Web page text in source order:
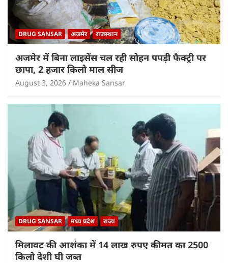
DRUG SANSAR अजमेर राजस्थान
अजमेर में बिना लाइसेंस चल रही सोहन पपड़ी फैक्ट्री पर
छापा, 2 हजार किलो माल सीज
August 3, 2026 Maheka Sansar
DRUG SANSAR मध्य प्रदेश राज्य
मिलावट की आशंका में 14 लाख रुपए कीमत का 2500
किलो देशी घी जब्त